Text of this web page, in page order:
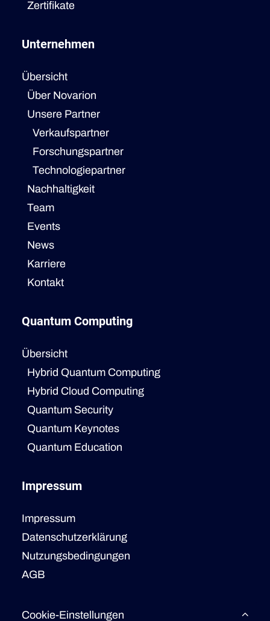
Zertifikate
Unternehmen
Übersicht
Über Novarion
Unsere Partner
Verkaufspartner
Forschungspartner
Technologiepartner
Nachhaltigkeit
Team
Events
News
Karriere
Kontakt
Quantum Computing
Übersicht
Hybrid Quantum Computing
Hybrid Cloud Computing
Quantum Security
Quantum Keynotes
Quantum Education
Impressum
Impressum
Datenschutzerklärung
Nutzungsbedingungen
AGB
Cookie-Einstellungen